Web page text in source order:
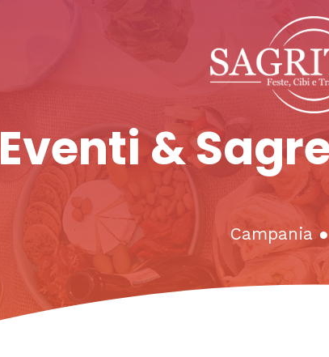
Eventi &
Campania ●